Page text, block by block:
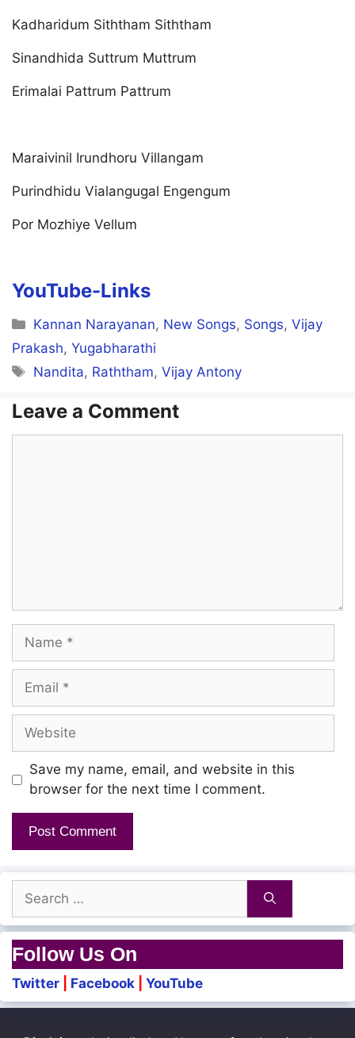
Kadharidum Siththam Siththam
Sinandhida Suttrum Muttrum
Erimalai Pattrum Pattrum
Maraivinil Irundhoru Villangam
Purindhidu Vialangugal Engengum
Por Mozhiye Vellum
YouTube-Links
Categories
Kannan Narayanan, New Songs, Songs,Vijay
Prakash, Yugabharathi
Tags
Nandita, Raththam,Vijay Antony
Leave a Comment
Name
Email
Website
Save my name, email, and website in this
browser for the next time I comment.
Search
for:
Follow Us On
Twitter Facebook YouTube